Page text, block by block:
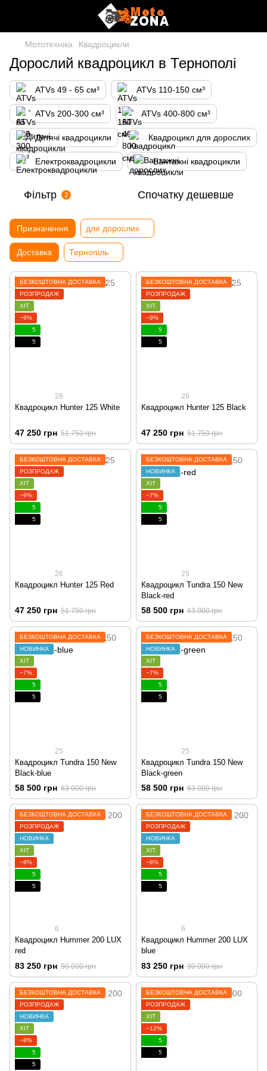
Мототехніка Квадроцикли
Дорослий квадроцикл в Тернополі
ATVs 49 - 65 см³ ATVs 110-150 см³
ATVs 200-300 см³ ATVs 400-800 см³
Дитячі квадроцикли Квадроцикл для дорослих
Електроквадроцикли Вантажні квадроцикли
Фільтр 2 Спочатку дешевше
Призначення для дорослих
Доставка Тернопіль
БЕЗКОШТОВНА ДОСТАВКА
РОЗПРОДАЖ
ХІТ
−9%
5
5
26
Квадроцикл Hunter 125 White
47 250 грн 51 750 грн
БЕЗКОШТОВНА ДОСТАВКА
РОЗПРОДАЖ
ХІТ
−9%
5
5
26
Квадроцикл Hunter 125 Black
47 250 грн 51 750 грн
БЕЗКОШТОВНА ДОСТАВКА
РОЗПРОДАЖ
ХІТ
−9%
5
5
26
Квадроцикл Hunter 125 Red
47 250 грн 51 750 грн
БЕЗКОШТОВНА ДОСТАВКА
НОВИНКА
ХІТ
−7%
5
5
25
Квадроцикл Tundra 150 New
Black-red
58 500 грн 63 000 грн
БЕЗКОШТОВНА ДОСТАВКА
НОВИНКА
ХІТ
−7%
5
5
25
Квадроцикл Tundra 150 New
Black-blue
58 500 грн 63 000 грн
БЕЗКОШТОВНА ДОСТАВКА
НОВИНКА
ХІТ
−7%
5
5
25
Квадроцикл Tundra 150 New
Black-green
58 500 грн 63 000 грн
БЕЗКОШТОВНА ДОСТАВКА
РОЗПРОДАЖ
НОВИНКА
ХІТ
−8%
5
5
6
Квадроцикл Hummer 200 LUX
red
83 250 грн 90 000 грн
БЕЗКОШТОВНА ДОСТАВКА
РОЗПРОДАЖ
НОВИНКА
ХІТ
−8%
5
5
6
Квадроцикл Hummer 200 LUX
blue
83 250 грн 90 000 грн
БЕЗКОШТОВНА ДОСТАВКА
РОЗПРОДАЖ
НОВИНКА
ХІТ
−8%
5
5
БЕЗКОШТОВНА ДОСТАВКА
РОЗПРОДАЖ
ХІТ
−12%
5
5